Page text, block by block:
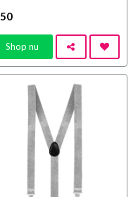
,50
Shop nu